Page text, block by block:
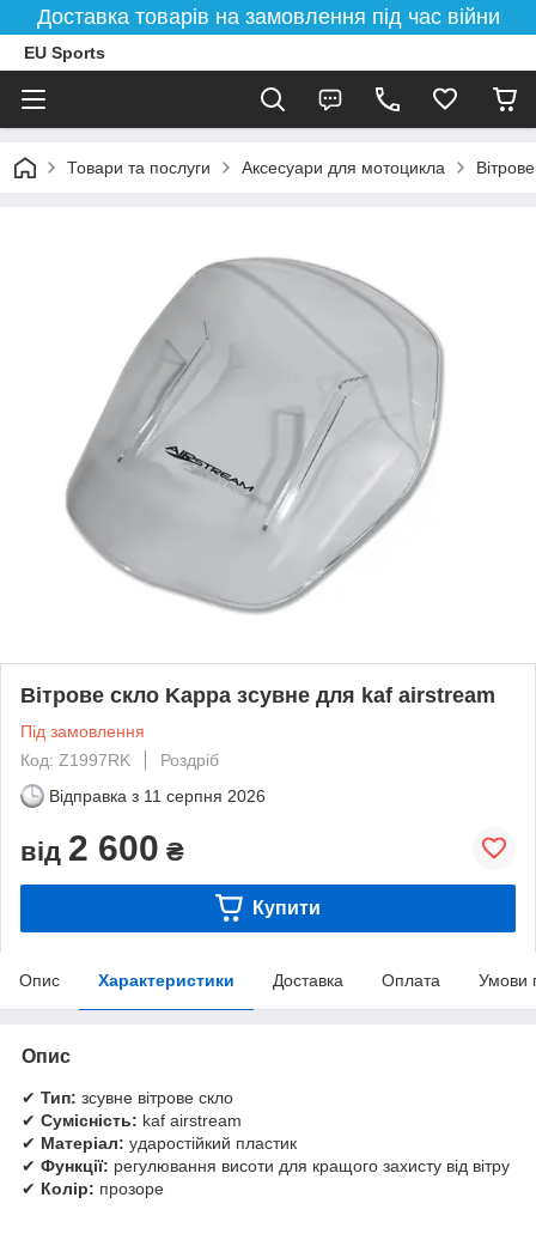
Доставка товарів на замовлення під час війни
EU Sports
Товари та послуги Аксесуари для мотоцикла
Вітрове скло Kappa зсувне для kaf airstream
Під замовлення
Код: Z1997RK
Роздріб
Відправка з 11 серпня 2026
від 2 600 ₴
Купити
Опис Характеристики Доставка Оплата Умови
Опис
✔ Тип: зсувне вітрове скло
✔ Сумісність: kaf airstream
✔ Матеріал: ударостійкий пластик
✔ Функції: регулювання висоти для кращого захисту від вітру
✔ Колір: прозоре